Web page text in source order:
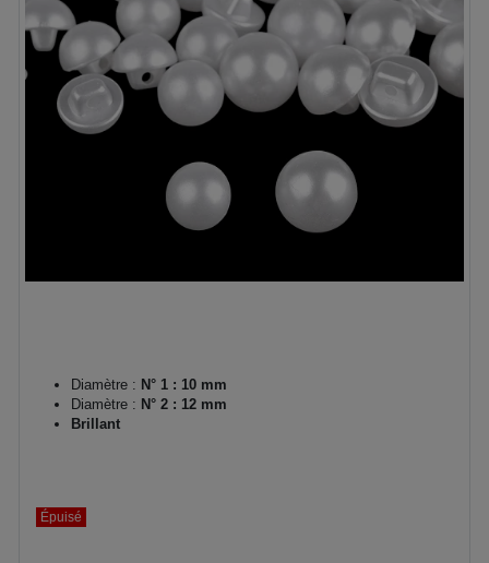
Diamètre : N° 1 : 10 mm
Diamètre : N° 2 : 12 mm
Brillant
Épuisé